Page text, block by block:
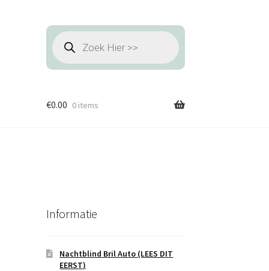
Producten
zoeken
€0.00 0 items
Informatie
Nachtblind Bril Auto (LEES DIT
EERST)